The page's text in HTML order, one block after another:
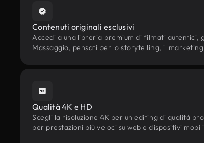
Contenuti originali esclusivi
Accedi a una libreria premium di filmati
Massaggio, pensati per lo storytelling, il
Qualità 4K e HD
Scegli la risoluzione 4K per un editing di qualità
per prestazioni più veloci su web e dispositivi